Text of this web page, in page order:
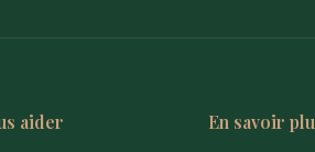
aider En savoir